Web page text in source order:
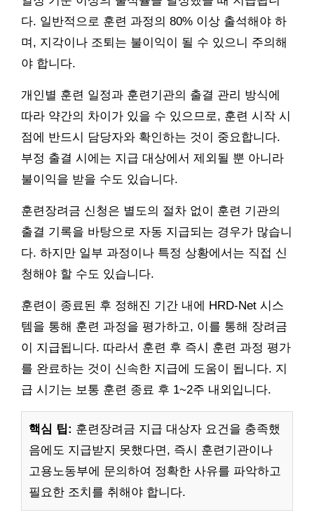
다. 일반적으로 훈련 과정의 80% 이상 출석해야 하
며, 지각이나 조퇴는 불이익이 될 수 있으니 주의해
야 합니다.
개인별 훈련 일정과 훈련기관의 출결 관리 방식에
따라 약간의 차이가 있을 수 있으므로, 훈련 시작 시
점에 반드시 담당자와 확인하는 것이 중요합니다.
부정 출결 시에는 지급 대상에서 제외될 뿐 아니라
불이익을 받을 수도 있습니다.
훈련장려금 신청은 별도의 절차 없이 훈련 기관의
출결 기록을 바탕으로 자동 지급되는 경우가 많습니
다. 하지만 일부 과정이나 특정 상황에서는 직접 신
청해야 할 수도 있습니다.
훈련이 종료된 후 정해진 기간 내에 HRD-Net 시스
템을 통해 훈련 과정을 평가하고, 이를 통해 장려금
이 지급됩니다. 따라서 훈련 후 즉시 훈련 과정 평가
를 완료하는 것이 신속한 지급에 도움이 됩니다. 지
급 시기는 보통 훈련 종료 후 1~2주 내외입니다.
핵심 팁: 훈련장려금 지급 대상자 요건을 충족했
음에도 지급받지 못했다면, 즉시 훈련기관이나
고용노동부에 문의하여 정확한 사유를 파악하고
필요한 조치를 취해야 합니다.